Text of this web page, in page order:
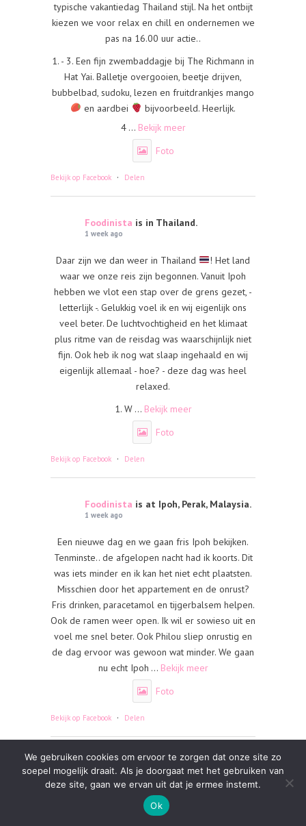
typische vakantiedag Thailand stijl. Na het ontbijt
kiezen we voor relax en chill en ondernemen we
pas na 16.00 uur actie..
1. - 3. Een fijn zwembaddagje bij The Richmann in
Hat Yai. Balletje overgooien, beetje drijven,
bubbelbad, sudoku, lezen en fruitdrankjes mango
en aardbei
bijvoorbeeld. Heerlijk.
4 ... Bekijk meer
Foto
Bekijk op Facebook · Delen
Foodinista is in Thailand.
1 week ago
Daar zijn we dan weer in Thailand
! Het land
waar we onze reis zijn begonnen. Vanuit Ipoh
hebben we vlot een stap over de grens gezet, -
letterlijk -. Gelukkig voel ik en wij eigenlijk ons
veel beter. De luchtvochtigheid en het klimaat
plus ritme van de reisdag was waarschijnlijk niet
fijn. Ook heb ik nog wat slaap ingehaald en wij
eigenlijk allemaal - hoe? - deze dag was heel
relaxed.
1. W ... Bekijk meer
Foto
Bekijk op Facebook · Delen
Foodinista is at Ipoh, Perak, Malaysia.
1 week ago
Een nieuwe dag en we gaan fris Ipoh bekijken.
Tenminste.. de afgelopen nacht had ik koorts. Dit
was iets minder en ik kan het niet echt plaatsten.
Misschien door het appartement en de onrust?
Fris drinken, paracetamol en tijgerbalsem helpen.
Ook de ramen weer open. Ik wil er sowieso uit en
voel me snel beter. Ook Philou sliep onrustig en
de dag ervoor was gewoon wat minder. We gaan
nu echt Ipoh ... Bekijk meer
Foto
Bekijk op Facebook · Delen
We gebruiken cookies om ervoor te zorgen dat onze site zo
soepel mogelijk draait. Als je doorgaat met het gebruiken van
deze site, gaan we ervan uit dat je ermee instemt.
Ok